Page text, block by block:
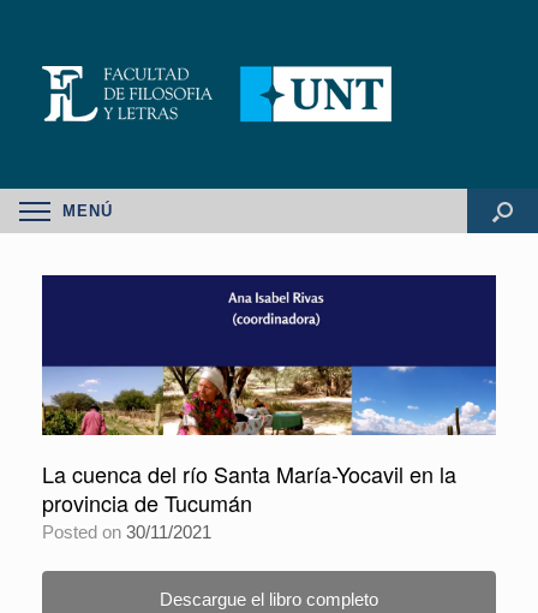
MENÚ
La cuenca del río Santa María-Yocavil en la
provincia de Tucumán
Posted on 30/11/2021
Descargue el libro completo